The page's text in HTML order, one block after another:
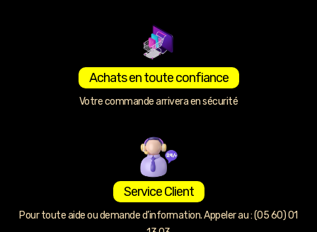
Achats en toute confiance
Votre commande arrivera en sécurité
Service Client
Pour toute aide ou demande d’information. Appeler au : (05 60) 01